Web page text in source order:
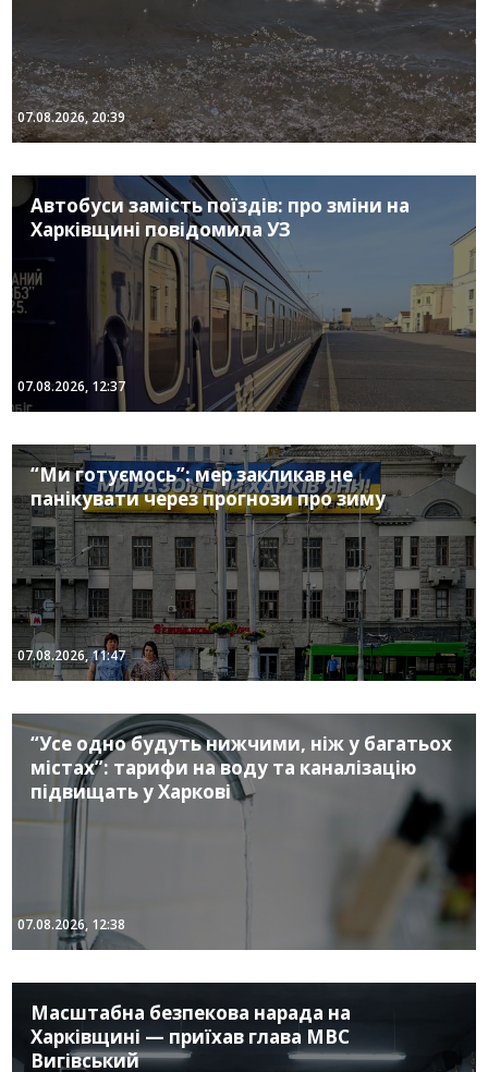
07.08.2026, 20:39
Автобуси замість поїздів: про зміни на
Харківщині повідомила УЗ
07.08.2026, 12:37
“Ми готуємось”: мер закликав не
панікувати через прогнози про зиму
07.08.2026, 11:47
“Усе одно будуть нижчими, ніж у багатьох
містах”: тарифи на воду та каналізацію
підвищать у Харкові
07.08.2026, 12:38
Масштабна безпекова нарада на
Харківщині — приїхав глава МВС
Вигівський